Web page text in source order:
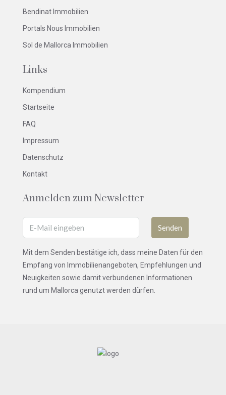
Bendinat Immobilien
Portals Nous Immobilien
Sol de Mallorca Immobilien
Links
Kompendium
Startseite
FAQ
Impressum
Datenschutz
Kontakt
Anmelden zum Newsletter
Senden
Mit dem Senden bestätige ich, dass meine Daten für den
Empfang von Immobilienangeboten, Empfehlungen und
Neuigkeiten sowie damit verbundenen Informationen
rund um Mallorca genutzt werden dürfen.